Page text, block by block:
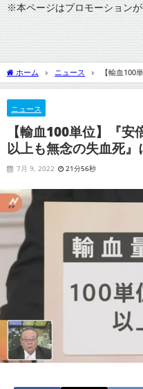
※本ページはプロモーション
ホーム ニュース
【輸血100
念の失血死』についてTwitterの反応
ニュース
【輸血100単位】『
以上も無念の失血死
7月 9, 2022 21分56秒